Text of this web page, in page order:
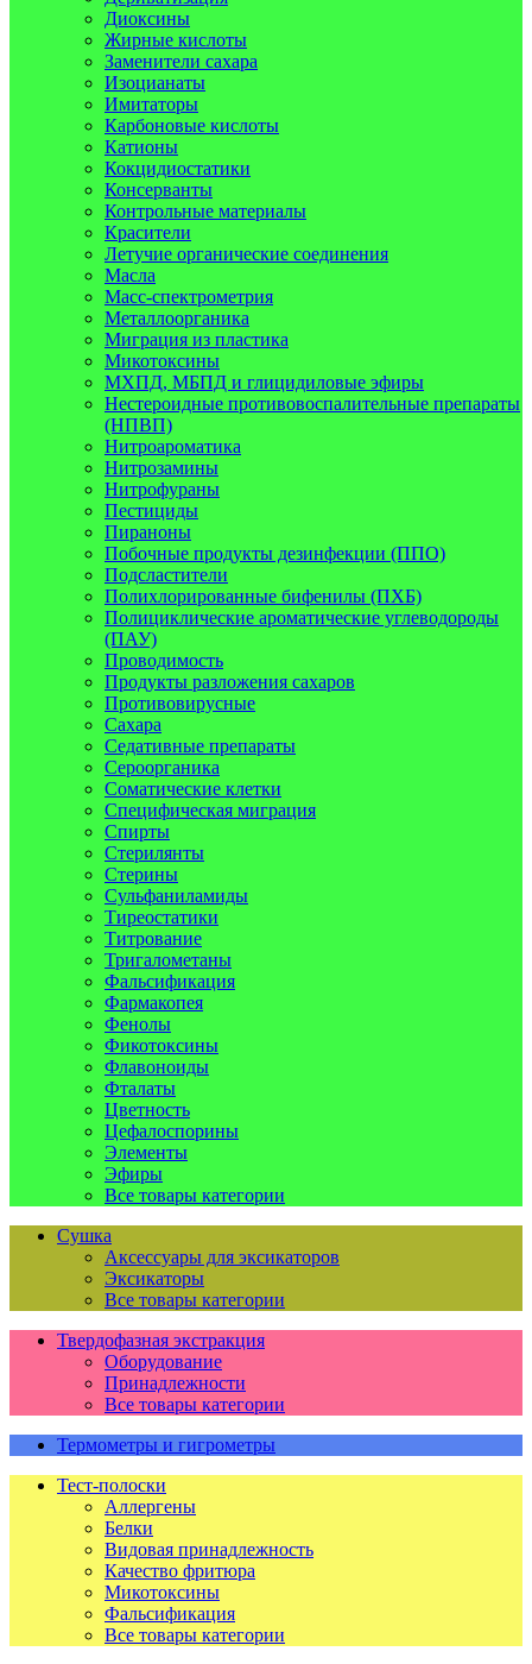
Диоксины
Жирные кислоты
Заменители сахара
Изоцианаты
Имитаторы
Карбоновые кислоты
Катионы
Кокцидиостатики
Консерванты
Контрольные материалы
Красители
Летучие органические соединения
Масла
Масс-спектрометрия
Металлоорганика
Миграция из пластика
Микотоксины
МХПД, МБПД и глицидиловые эфиры
Нестероидные противовоспалительные препараты
(НПВП)
Нитроароматика
Нитрозамины
Нитрофураны
Пестициды
Пираноны
Побочные продукты дезинфекции (ППО)
Подсластители
Полихлорированные бифенилы (ПХБ)
Полициклические ароматические углеводороды
(ПАУ)
Проводимость
Продукты разложения сахаров
Противовирусные
Сахара
Седативные препараты
Сероорганика
Соматические клетки
Специфическая миграция
Спирты
Стерилянты
Стерины
Сульфаниламиды
Тиреостатики
Титрование
Тригалометаны
Фальсификация
Фармакопея
Фенолы
Фикотоксины
Флавоноиды
Фталаты
Цветность
Цефалоспорины
Элементы
Эфиры
Все товары категории
Сушка
Аксессуары для эксикаторов
Эксикаторы
Все товары категории
Твердофазная экстракция
Оборудование
Принадлежности
Все товары категории
Термометры и гигрометры
Тест-полоски
Аллергены
Белки
Видовая принадлежность
Качество фритюра
Микотоксины
Фальсификация
Все товары категории